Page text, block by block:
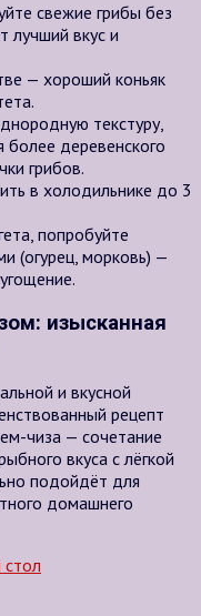
свежие грибы без
лучший вкус и
— хороший коньяк
текстуру,
более деревенского
грибов.
в холодильнике до 3
попробуйте
(огурец, морковь) —
изысканная
и вкусной
рецепт
чиза — сочетание
вкуса с лёгкой
подойдёт для
домашнего